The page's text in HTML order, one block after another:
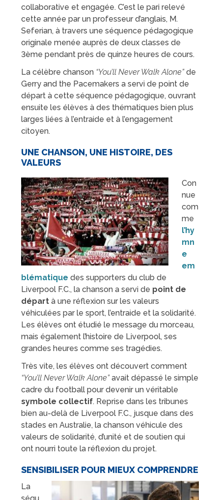
collaborative et engagée. C’est le pari relevé
cette année par un professeur d’anglais, M.
Seferian, à travers une séquence pédagogique
originale menée auprès de deux classes de
3ème pendant près de quinze heures de cours.
La célèbre chanson “You’ll Never Walk Alone”de
Gerry and the Pacemakers a servi de point de
départ à cette séquence pédagogique, ouvrant
ensuite les élèves à des thématiques bien plus
larges liées à l’entraide et à l’engagement
citoyen.
UNE CHANSON, UNE HISTOIRE, DES
VALEURS
Con
nue
com
me
l’hy
mn
e
em
blématique des supporters du club de
Liverpool F.C., la chanson a servi de point de
départ à une réflexion sur les valeurs
véhiculées par le sport, l’entraide et la solidarité.
Les élèves ont étudié le message du morceau,
mais également l’histoire de Liverpool, ses
grandes heures comme ses tragédies.
Très vite, les élèves ont découvert comment
“You’ll Never Walk Alone”avait dépassé le simple
cadre du football pour devenir un véritable
symbole collectif. Reprise dans les tribunes
bien au-delà de Liverpool F.C., jusque dans des
stades en Australie, la chanson véhicule des
valeurs de solidarité, d’unité et de soutien qui
ont nourri toute la réflexion du projet.
SENSIBILISER POUR MIEUX COMPRENDRE
La